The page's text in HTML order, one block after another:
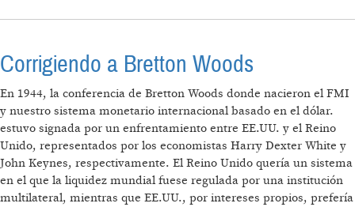
Corrigiendo a Bretton Woods
En 1944, la conferencia de Bretton Woods donde nacieron el FMI
y nuestro sistema monetario internacional basado en el dólar.
estuvo signada por un enfrentamiento entre EE.UU. y el Reino
Unido, representados por los economistas Harry Dexter White y
John Keynes, respectivamente. El Reino Unido quería un sistema
en el que la liquidez mundial fuese regulada por una institución
multilateral, mientras que EE.UU., por intereses propios, prefería